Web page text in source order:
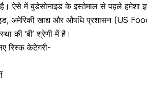
है। ऐसे में बुडेसोनाइड के इस्तेमाल से पहले
अमेरिकी खाद्य और औषधि प्रशासन (US
की ‘बी’ श्रेणी में है।
रिस्क केटेगरी-